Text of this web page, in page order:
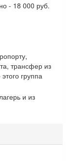
- 18 000 руб.
трансфер из
группа
и из